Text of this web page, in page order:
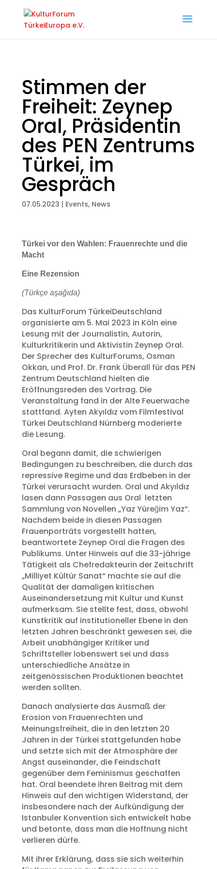
Stimmen der
Freiheit: Zeynep
Oral, Präsidentin
des PEN Zentrums
Türkei, im
Gespräch
07.05.2023 | Events, News
Türkei vor den Wahlen: Frauenrechte und die
Macht
Eine Rezension
(Türkçe aşağıda)
Das KulturForum TürkeiDeutschland
organisierte am 5. Mai 2023 in Köln eine
Lesung mit der Journalistin, Autorin,
Kulturkritikerin und Aktivistin Zeynep Oral.
Der Sprecher des KulturForums, Osman
Okkan, und Prof. Dr. Frank Überall für das PEN
Zentrum Deutschland hielten die
Eröffnungsreden des Vortrag. Die
Veranstaltung fand in der Alte Feuerwache
stattfand. Ayten Akyıldız vom Filmfestival
Türkei Deutschland Nürnberg moderierte
die Lesung.
Oral begann damit, die schwierigen
Bedingungen zu beschreiben, die durch das
repressive Regime und das Erdbeben in der
Türkei verursacht wurden. Oral und Akyıldız
lasen dann Passagen aus Oral letzten
Sammlung von Novellen „Yaz Yüreğim Yaz“.
Nachdem beide in diesen Passagen
Frauenporträts vorgestellt hatten,
beantwortete Zeynep Oral die Fragen des
Publikums. Unter Hinweis auf die 33-jährige
Tätigkeit als Chefredakteurin der Zeitschrift
„Milliyet Kültür Sanat“ machte sie auf die
Qualität der damaligen kritischen
Auseinandersetzung mit Kultur und Kunst
aufmerksam. Sie stellte fest, dass, obwohl
Kunstkritik auf institutioneller Ebene in den
letzten Jahren beschränkt gewesen sei, die
Arbeit unabhängiger Kritiker und
Schriftsteller lobenswert sei und dass
unterschiedliche Ansätze in
zeitgenössischen Produktionen beachtet
werden sollten.
Danach analysierte das Ausmaß der
Erosion von Frauenrechten und
Meinungsfreiheit, die in den letzten 20
Jahren in der Türkei stattgefunden habe
und setzte sich mit der Atmosphäre der
Angst auseinander, die Feindschaft
gegenüber dem Feminismus geschaffen
hat. Oral beendete ihren Beitrag mit dem
Hinweis auf den wichtigen Widerstand, der
insbesondere nach der Aufkündigung der
Istanbuler Konvention sich entwickelt habe
und betonte, dass man die Hoffnung nicht
verlieren dürfe.
Mit ihrer Erklärung, dass sie sich weiterhin